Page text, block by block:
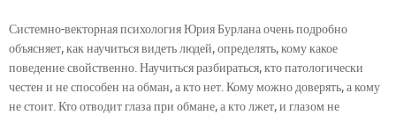
Системно-векторная психология Юрия Бурлана очень подробно
объясняет, как научиться видеть людей, определять, кому какое
поведение свойственно. Научиться разбираться, кто патологически
честен и не способен на обман, а кто нет. Кому можно доверять, а кому
не стоит. Кто отводит глаза при обмане, а кто лжет, и глазом не